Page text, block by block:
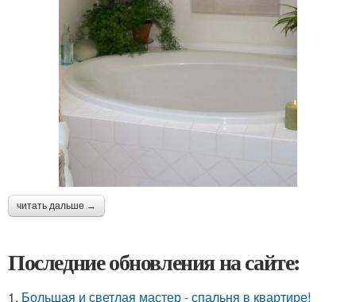
читать дальше →
Последние обновления на сайте:
1. Большая и светлая мастер - спальня в квартире!